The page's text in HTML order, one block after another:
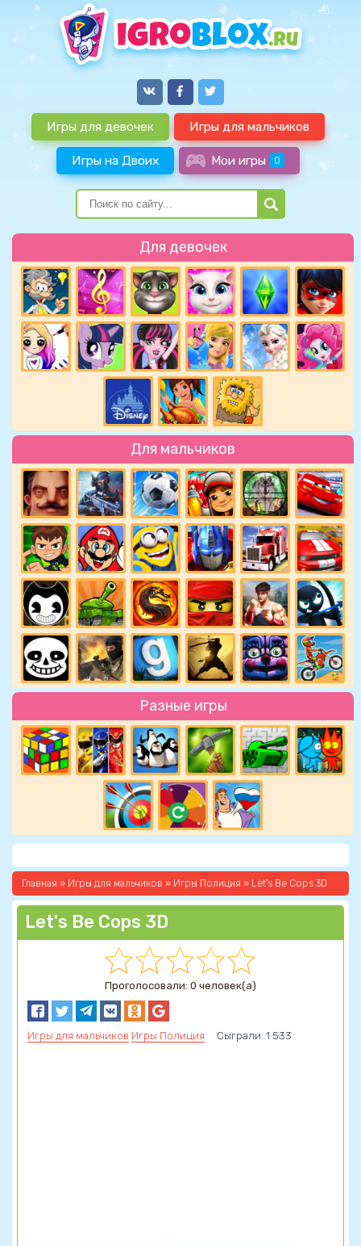
Игры для девочек Игры для мальчиков
Игры на Двоих Мои игры 0
Для девочек
Для мальчиков
Разные игры
Главная » Игры для мальчиков » Игры Полиция » Let's Be Cops 3D
Let's Be Cops 3D
Проголосовали: 0 человек(а)
Игры для мальчиков Игры Полиция Сыграли: 1 533